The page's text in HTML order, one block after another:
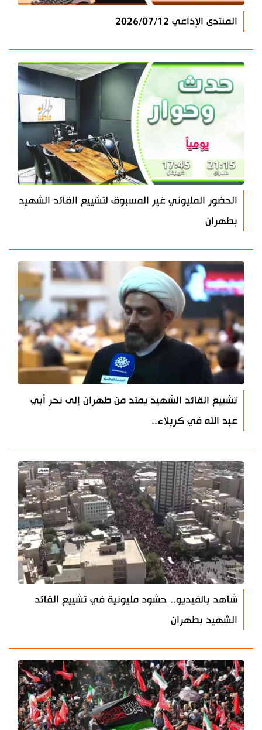
المنتدى الإذاعي 2026/07/12
الحضور المليوني غير المسبوق لتشييع القائد الشهيد
بطهران
تشييع القائد الشهيد يمتد من طهران إلى نحر أبي
عبد الله في كربلاء..
شاهد بالفيديو.. حشود مليونية في تشييع القائد
الشهيد بطهران